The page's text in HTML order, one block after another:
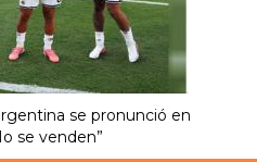
se pronunció en
se venden”